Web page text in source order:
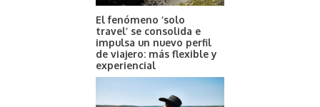
El fenómeno ‘solo
travel’ se consolida e
impulsa un nuevo perfil
de viajero: más flexible y
experiencial